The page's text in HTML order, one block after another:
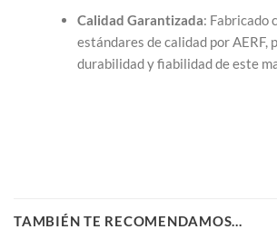
Calidad Garantizada: Fabricado
estándares de calidad por AERF,
durabilidad y fiabilidad de este
TAMBIÉN TE RECOMENDAMOS…